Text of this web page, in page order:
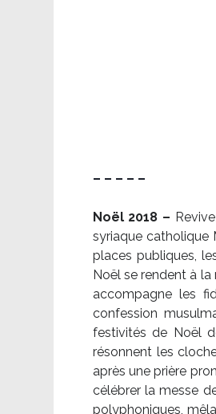
– – – – –
Noël 2018 –
syriaque catholique
places publiques,
Noël se rendent à
accompagne les
confession
festivités de Noël
résonnent les
après une prière
célébrer la messe
polyphoniques,